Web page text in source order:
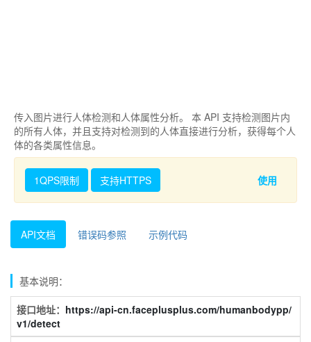
传入图片进行人体检测和人体属性分析。 本 API 支持检测图片内
的所有人体，并且支持对检测到的人体直接进行分析，获得每个人
体的各类属性信息。
1QPS限制 支持HTTPS 使用
API文档 错误码参照 示例代码
基本说明：
接口地址： https://api-cn.faceplusplus.com/humanbodypp/
v1/detect